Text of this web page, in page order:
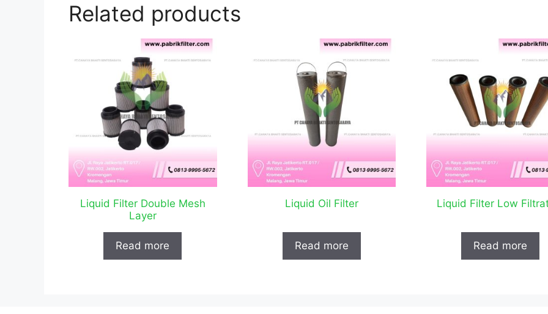
Related products
Liquid Filter Double Mesh
Layer
Read more
Liquid Oil Filter
Read more
Liquid Filter Low
Read more